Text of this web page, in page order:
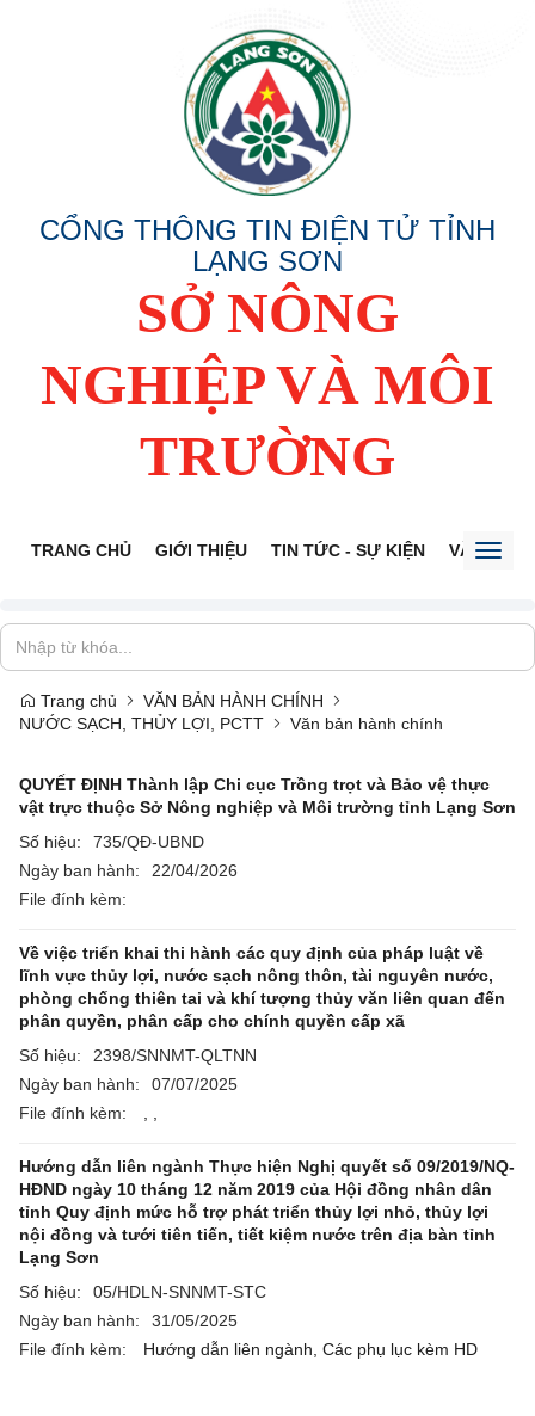
CỔNG THÔNG TIN ĐIỆN TỬ TỈNH
LẠNG SƠN
SỞ NÔNG
NGHIỆP VÀ MÔI
TRƯỜNG
TRANG CHỦ GIỚI THIỆU TIN TỨC - SỰ KIỆN VĂN BẢN
Trang chủ
VĂN BẢN HÀNH CHÍNH
NƯỚC SẠCH, THỦY LỢI, PCTT
Văn bản hành chính
QUYẾT ĐỊNH Thành lập Chi cục Trồng trọt và Bảo vệ thực
vật trực thuộc Sở Nông nghiệp và Môi trường tỉnh Lạng Sơn
Số hiệu:
735/QĐ-UBND
Ngày ban hành:
22/04/2026
File đính kèm:
Về việc triển khai thi hành các quy định của pháp luật về
lĩnh vực thủy lợi, nước sạch nông thôn, tài nguyên nước,
phòng chống thiên tai và khí tượng thủy văn liên quan đến
phân quyền, phân cấp cho chính quyền cấp xã
Số hiệu:
2398/SNNMT-QLTNN
Ngày ban hành:
07/07/2025
File đính kèm:
Hướng dẫn liên ngành Thực hiện Nghị quyết số 09/2019/NQ-
HĐND ngày 10 tháng 12 năm 2019 của Hội đồng nhân dân
tỉnh Quy định mức hỗ trợ phát triển thủy lợi nhỏ, thủy lợi
nội đồng và tưới tiên tiến, tiết kiệm nước trên địa bàn tỉnh
Lạng Sơn
Số hiệu:
05/HDLN-SNNMT-STC
Ngày ban hành:
31/05/2025
File đính kèm:
Hướng dẫn liên ngành, Các phụ lục kèm HD